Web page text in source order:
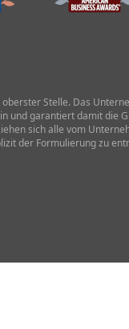
Stelle. Das
und garantiert damit die
sich alle vom
der Formulierung zu